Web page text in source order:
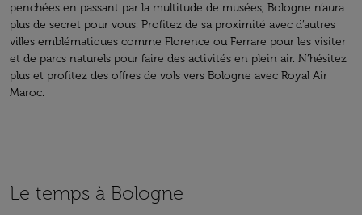
penchées en passant par la multitude de musées, Bologne n’aura
plus de secret pour vous. Profitez de sa proximité avec d’autres
villes emblématiques comme Florence ou Ferrare pour les visiter
et de parcs naturels pour faire des activités en plein air. N’hésitez
plus et profitez des offres de vols vers Bologne avec Royal Air
Maroc.
Le temps à Bologne